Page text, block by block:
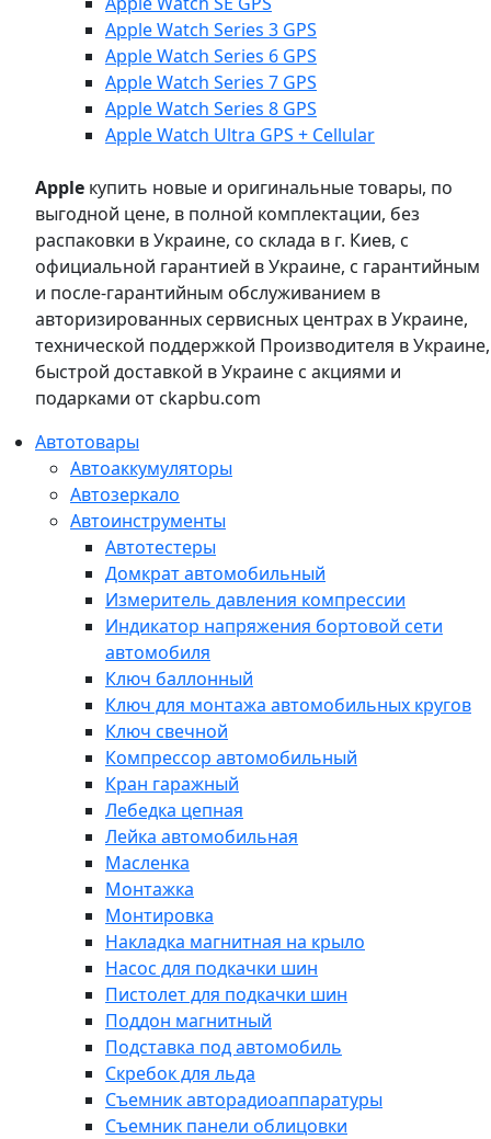
Apple Watch Series 3 GPS
Apple Watch Series 6 GPS
Apple Watch Series 7 GPS
Apple Watch Series 8 GPS
Apple Watch Ultra GPS + Cellular
Apple купить новые и оригинальные товары, по
выгодной цене, в полной комплектации, без
распаковки в Украине, со склада в г. Киев, с
официальной гарантией в Украине, с гарантийным
и после-гарантийным обслуживанием в
авторизированных сервисных центрах в Украине,
технической поддержкой Производителя в Украине,
быстрой доставкой в Украине с акциями и
подарками от ckapbu.com
Автотовары
Автоаккумуляторы
Автозеркало
Автоинструменты
Автотестеры
Домкрат автомобильный
Измеритель давления компрессии
Индикатор напряжения бортовой сети
автомобиля
Ключ баллонный
Ключ для монтажа автомобильных кругов
Ключ свечной
Компрессор автомобильный
Кран гаражный
Лебедка цепная
Лейка автомобильная
Масленка
Монтажка
Монтировка
Накладка магнитная на крыло
Насос для подкачки шин
Пистолет для подкачки шин
Поддон магнитный
Подставка под автомобиль
Скребок для льда
Съемник авторадиоаппаратуры
Съемник панели облицовки